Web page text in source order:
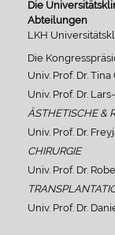
Die
Abteilungen
LKH
Die
Univ. Prof. Dr.
Univ. Prof. Dr.
ÄSTHETISCHE &
Univ. Prof. Dr.
CHIRURGIE
Univ. Prof. Dr.
Univ. Prof. Dr.